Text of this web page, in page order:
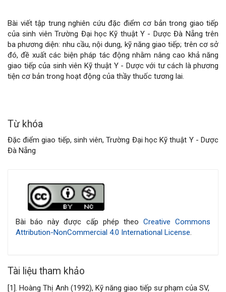
chính
của
bài
Bài viết tập trung nghiên cứu đặc điểm cơ bản trong giao tiếp
của sinh viên Trường Đại học Kỹ thuật Y - Dược Đà Nẵng trên
ba phương diện: nhu cầu, nội dung, kỹ năng giao tiếp; trên cơ sở
đó, đề xuất các biện pháp tác động nhằm nâng cao khả năng
giao tiếp của sinh viên Kỹ thuật Y - Dược với tư cách là phương
tiện cơ bản trong hoạt động của thầy thuốc tương lai.
Từ khóa
Đặc điểm giao tiếp, sinh viên, Trường Đại học Kỹ thuật Y - Dược
Đà Nẵng
bài
Bài báo này được cấp phép theo Creative Commons
Attribution-NonCommercial 4.0 International License.
Tài liệu tham khảo
[1]. Hoàng Thị Anh (1992), Kỹ năng giao tiếp sư phạm của SV,